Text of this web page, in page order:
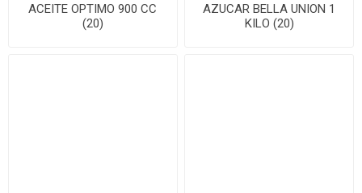
ACEITE OPTIMO 900 CC
(20)
AZUCAR BELLA UNION 1
KILO (20)